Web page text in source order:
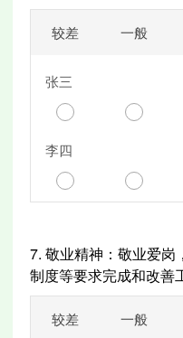
较差 一般
张三
李四
7. 敬业精神：敬业爱岗
制度等要求完成和改善
较差 一般